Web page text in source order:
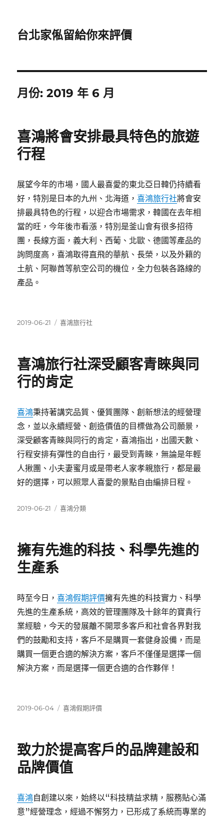
台北家俬留給你來評價
月份:2019 年 6 月
喜鴻將會安排最具特色的旅遊
行程
展望今年的市場，國人最喜愛的東北亞日韓仍持續看
好，特別是日本的九州、北海道，喜鴻旅行社將會安
排最具特色的行程，以迎合市場需求，韓國在去年相
當的旺，今年後市看漲，特別是釜山會有很多招待
團，長線方面，義大利、西葡、北歐、德國等產品的
詢問度高，喜鴻取得直飛的華航、長榮，以及外籍的
土航、阿聯酋等航空公司的機位，全力包裝各路線的
產品。
發
2019-06-21
分
喜鴻旅行社
喜鴻旅行社深受顧客青睞與同
行的肯定
喜鴻秉持著講究品質、優質團隊、創新想法的經營理
念，並以永續經營、創造價值的目標做為公司願景，
深受顧客青睞與同行的肯定，喜鴻指出，出國天數、
行程安排有彈性的自由行，最受到青睞，無論是年輕
人揪團、小夫妻蜜月或是帶老人家孝親旅行，都是最
好的選擇，可以照眾人喜愛的景點自由編排日程。
發
2019-06-21
分
喜鴻分類
擁有先進的科技、科學先進的
生產系
時至今日，喜鴻假期評價擁有先進的科技實力、科學
先進的生產系統，高效的管理團隊及十餘年的寶貴行
業經驗，今天的發展離不開眾多客戶和社會各界對我
們的鼓勵和支持，客戶不是購買一套健身設備，而是
購買一個更合適的解決方案，客戶不僅僅是選擇一個
解決方案，而是選擇一個更合適的合作夥伴！
發
2019-06-04
分
喜鴻假期評價
致力於提高客戶的品牌建設和
品牌價值
喜鴻自創建以來，始終以“科技精益求精，服務貼心滿
意”經營理念，經過不懈努力，已形成了系統而專業的